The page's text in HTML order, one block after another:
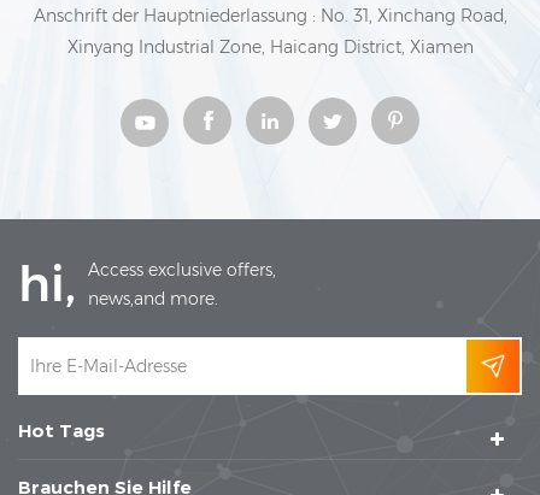
Anschrift der Hauptniederlassung : No. 31, Xinchang Road,
Xinyang Industrial Zone, Haicang District, Xiamen
hi,
Access exclusive offers,
news,and more.
Hot Tags
Brauchen Sie Hilfe